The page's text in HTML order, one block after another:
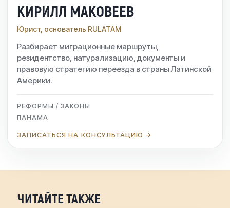
КИРИЛЛ МАКОВЕЕВ
Юрист, основатель RULATAM
Разбирает миграционные маршруты,
резидентство, натурализацию, документы и
правовую стратегию переезда в страны Латинской
Америки.
РЕФОРМЫ / ЗАКОНЫ
ПАНАМА
ЗАПИСАТЬСЯ НА КОНСУЛЬТАЦИЮ →
ЧИТАЙТЕ ТАКЖЕ